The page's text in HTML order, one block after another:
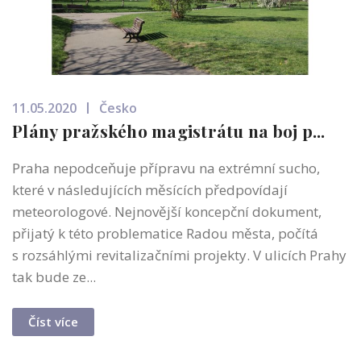
11.05.2020 Česko
Plány pražského magistrátu na boj p...
Praha nepodceňuje přípravu na extrémní sucho,
které v následujících měsících předpovídají
meteorologové. Nejnovější koncepční dokument,
přijatý k této problematice Radou města, počítá
s rozsáhlými revitalizačními projekty. V ulicích Prahy
tak bude ze...
Číst více